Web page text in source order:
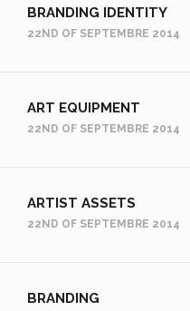
BRANDING IDENTITY
22ND OF SEPTEMBRE 2014
ART EQUIPMENT
22ND OF SEPTEMBRE 2014
ARTIST ASSETS
22ND OF SEPTEMBRE 2014
BRANDING